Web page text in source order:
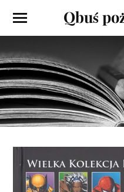
Qbuś